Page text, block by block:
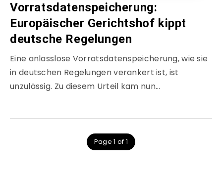
Vorratsdatenspeicherung:
Europäischer Gerichtshof kippt
deutsche Regelungen
Eine anlasslose Vorratsdatenspeicherung, wie sie
in deutschen Regelungen verankert ist, ist
unzulässig. Zu diesem Urteil kam nun…
Page 1 of 1